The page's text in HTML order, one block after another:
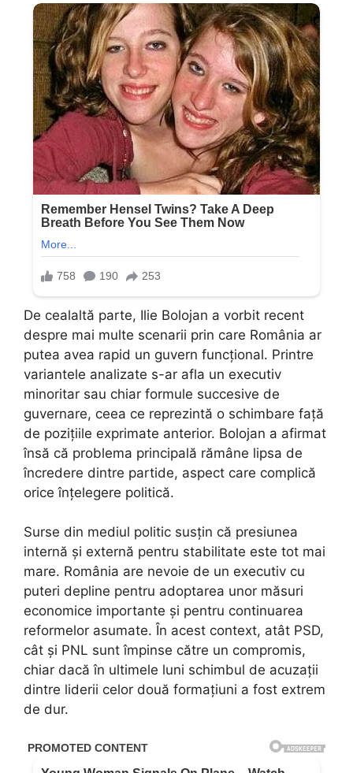
De cealaltă parte, Ilie Bolojan a vorbit recent
despre mai multe scenarii prin care România ar
putea avea rapid un guvern funcțional. Printre
variantele analizate s-ar afla un executiv
minoritar sau chiar formule succesive de
guvernare, ceea ce reprezintă o schimbare față
de pozițiile exprimate anterior. Bolojan a afirmat
însă că problema principală rămâne lipsa de
încredere dintre partide, aspect care complică
orice înțelegere politică.
Surse din mediul politic susțin că presiunea
internă și externă pentru stabilitate este tot mai
mare. România are nevoie de un executiv cu
puteri depline pentru adoptarea unor măsuri
economice importante și pentru continuarea
reformelor asumate. În acest context, atât PSD,
cât și PNL sunt împinse către un compromis,
chiar dacă în ultimele luni schimbul de acuzații
dintre liderii celor două formațiuni a fost extrem
de dur.